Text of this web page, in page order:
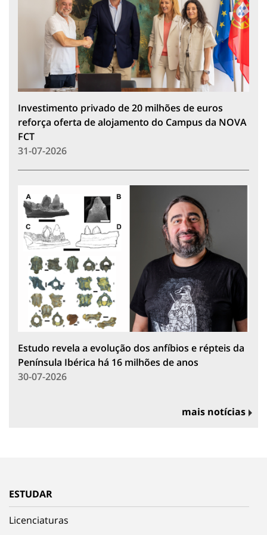
Investimento privado de 20 milhões de euros
reforça oferta de alojamento do Campus da NOVA
FCT
31-07-2026
Estudo revela a evolução dos anfíbios e répteis da
Península Ibérica há 16 milhões de anos
30-07-2026
mais notícias
ESTUDAR
Licenciaturas